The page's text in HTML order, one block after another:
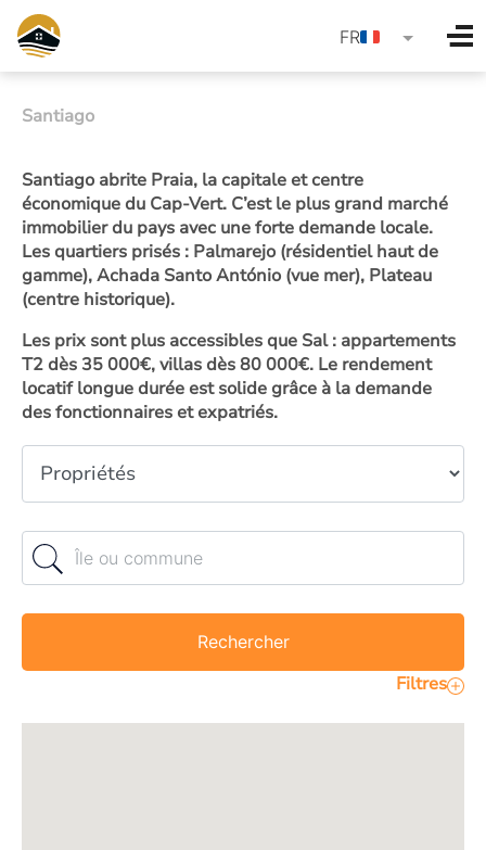
language
FR
Santiago
Santiago abrite Praia, la capitale et centre
économique du Cap-Vert. C’est le plus grand marché
immobilier du pays avec une forte demande locale.
Les quartiers prisés : Palmarejo (résidentiel haut de
gamme), Achada Santo António (vue mer), Plateau
(centre historique).
Les prix sont plus accessibles que Sal : appartements
T2 dès 35 000€, villas dès 80 000€. Le rendement
locatif longue durée est solide grâce à la demande
des fonctionnaires et expatriés.
Île ou commune
Rechercher
Filtres